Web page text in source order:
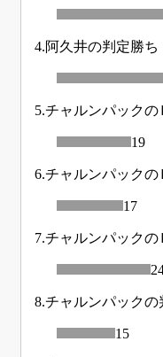
4.阿久井の判定勝ち
5.チャルンパックの
19
6.チャルンパックの
17
7.チャルンパックの
8.チャルンパックの
15